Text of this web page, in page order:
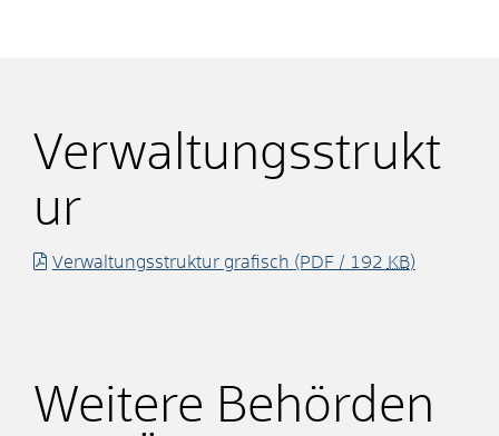
Verwaltungsstrukt
ur
Verwaltungsstruktur grafisch (PDF / 192 KB)
Weitere Behörden